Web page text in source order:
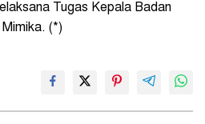
Tugas Kepala Badan
(*)